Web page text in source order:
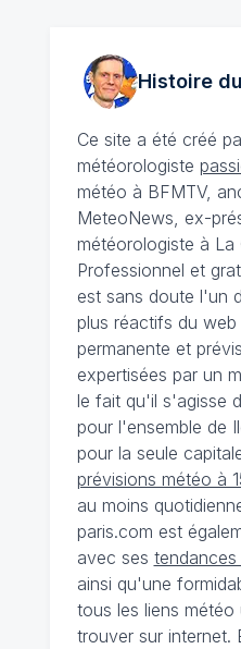
Histoire
Ce site a été créé
météorologiste
météo à BFMTV,
MeteoNews, ex-
météorologiste à La
Professionnel et
est sans doute l'un
plus réactifs du
permanente et
expertisées par un
le fait qu'il s'agisse
pour l'ensemble de
pour la seule
prévisions météo à
au moins
paris.com est
avec ses
ainsi qu'une
tous les liens
trouver sur internet.